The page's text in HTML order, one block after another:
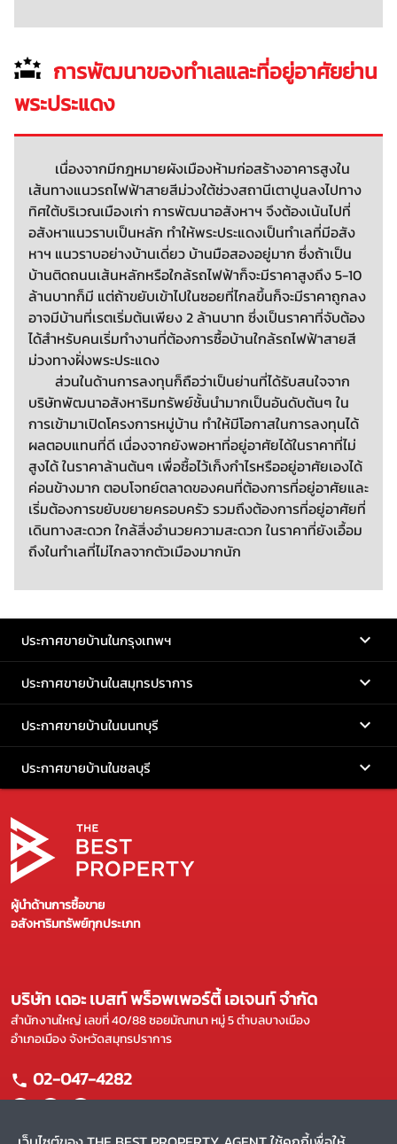
การพัฒนาของทำเลและที่อยู่อาศัยย่าน
พระประแดง
เนื่องจากมีกฎหมายผังเมืองห้ามก่อสร้างอาคารสูงใน
เส้นทางแนวรถไฟฟ้าสายสีม่วงใต้ช่วงสถานีเตาปูนลงไปทาง
ทิศใต้บริเวณเมืองเก่า การพัฒนาอสังหาฯ จึงต้องเน้นไปที่
อสังหาแนวราบเป็นหลัก ทำให้พระประแดงเป็นทำเลที่มีอสัง
หาฯ แนวราบอย่างบ้านเดี่ยว บ้านมือสองอยู่มาก ซึ่งถ้าเป็น
บ้านติดถนนเส้นหลักหรือใกล้รถไฟฟ้าก็จะมีราคาสูงถึง 5-10
ล้านบาทก็มี แต่ถ้าขยับเข้าไปในซอยที่ไกลขึ้นก็จะมีราคาถูกลง
อาจมีบ้านที่เรตเริ่มต้นเพียง 2 ล้านบาท ซึ่งเป็นราคาที่จับต้อง
ได้สำหรับคนเริ่มทำงานที่ต้องการซื้อบ้านใกล้รถไฟฟ้าสายสี
ม่วงทางฝั่งพระประแดง
ส่วนในด้านการลงทุนก็ถือว่าเป็นย่านที่ได้รับสนใจจาก
บริษัทพัฒนาอสังหาริมทรัพย์ชั้นนำมากเป็นอันดับต้นๆ ใน
การเข้ามาเปิดโครงการหมู่บ้าน ทำให้มีโอกาสในการลงทุนได้
ผลตอบแทนที่ดี เนื่องจากยังพอหาที่อยู่อาศัยได้ในราคาที่ไม่
สูงได้ ในราคาล้านต้นๆ เพื่อซื้อไว้เก็งกำไรหรืออยู่อาศัยเองได้
ค่อนข้างมาก ตอบโจทย์ตลาดของคนที่ต้องการที่อยู่อาศัยและ
เริ่มต้องการขยับขยายครอบครัว รวมถึงต้องการที่อยู่อาศัยที่
เดินทางสะดวก ใกล้สิ่งอำนวยความสะดวก ในราคาที่ยังเอื้อม
ถึงในทำเลที่ไม่ไกลจากตัวเมืองมากนัก
ประกาศขายบ้านในกรุงเทพฯ
ประกาศขายบ้านในสมุทรปราการ
ประกาศขายบ้านในนนทบุรี
ประกาศขายบ้านในชลบุรี
ผู้นำด้านการซื้อขาย
อสังหาริมทรัพย์ทุกประเภท
บริษัท เดอะ เบสท์ พร็อพเพอร์ตี้ เอเจนท์ จำกัด
สำนักงานใหญ่ เลขที่ 40/88 ซอยมัณฑนา หมู่ 5 ตำบลบางเมือง
อำเภอเมือง จังหวัดสมุทรปราการ
02-047-4282